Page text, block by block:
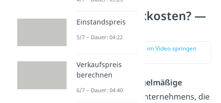
Was sind Fixkosten? —
Definition
zur Stelle im Video springen
regelmäßige
Ausgaben
eines Unternehmens, die
Einstandspreis
5/7 – Dauer: 04:22
Verkaufspreis
berechnen
6/7 – Dauer: 04:40